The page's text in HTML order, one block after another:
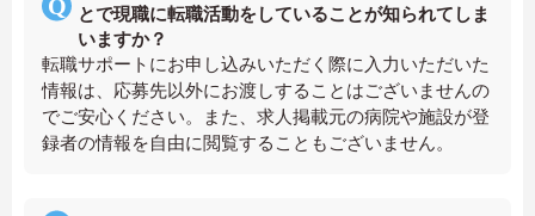
とで現職に転職活動をしていることが知られてしま
いますか？
転職サポートにお申し込みいただく際に入力いただいた
情報は、応募先以外にお渡しすることはございませんの
でご安心ください。また、求人掲載元の病院や施設が登
録者の情報を自由に閲覧することもございません。